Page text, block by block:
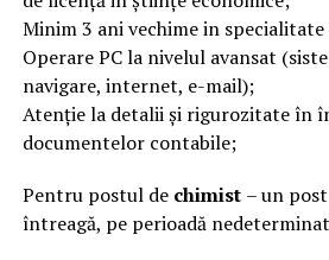
Minim 3 ani vechime in
Operare PC la nivelul avansat
navigare, internet, e-mail);
Atenție la detalii și rigurozitate în
documentelor contabile;
Pentru postul de chimist – un
întreagă, pe perioadă